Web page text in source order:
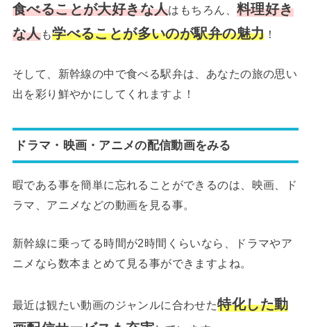
食べることが大好きな人はもちろん、 料理好き
な人も学べることが多いのが駅弁の魅力 ！
そして、新幹線の中で食べる駅弁は、あなたの旅の思い
出を彩り鮮やかにしてくれますよ！
ドラマ・映画・アニメの配信動画をみる
暇である事を簡単に忘れることができるのは、映画、ド
ラマ、アニメなどの動画を見る事。
新幹線に乗ってる時間が2時間くらいなら、ドラマやア
ニメなら数本まとめて見る事ができますよね。
最近は観たい動画のジャンルに合わせた特化した動